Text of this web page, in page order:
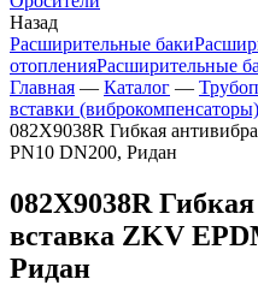
Назад
Расширительные баки
отопленияРасширительные
Главная — Каталог —
вставки (виброкомпенсаторы)
082X9038R Гибкая
PN10 DN200, Ридан
082X9038R
вставка ZKV
Ридан